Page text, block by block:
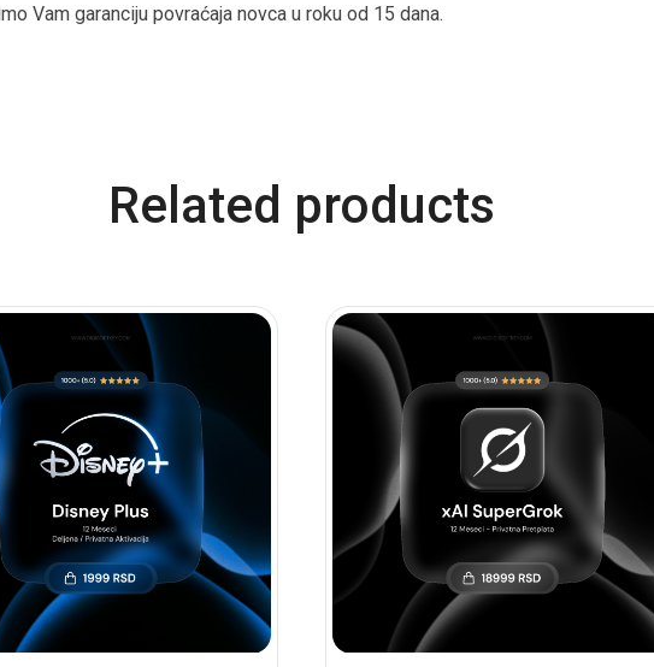
Vam garanciju povraćaja novca u roku od 15 dana.
Related products